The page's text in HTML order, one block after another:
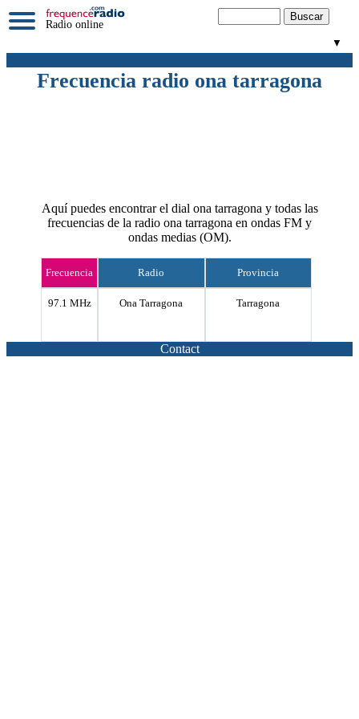
Radio online
▼
Frecuencia radio ona tarragona
Aquí puedes encontrar el dial ona tarragona y todas las
frecuencias de la radio ona tarragona en ondas FM y
ondas medias (OM).
Frecuencia Radio Provincia
97.1 MHz Ona Tarragona Tarragona
Contact